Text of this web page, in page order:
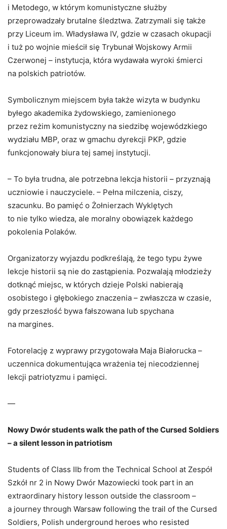
i Metodego, w którym komunistyczne służby
przeprowadzały brutalne śledztwa. Zatrzymali się także
przy Liceum im. Władysława IV, gdzie w czasach okupacji
i tuż po wojnie mieścił się Trybunał Wojskowy Armii
Czerwonej – instytucja, która wydawała wyroki śmierci
na polskich patriotów.
Symbolicznym miejscem była także wizyta w budynku
byłego akademika żydowskiego, zamienionego
przez reżim komunistyczny na siedzibę wojewódzkiego
wydziału MBP, oraz w gmachu dyrekcji PKP, gdzie
funkcjonowały biura tej samej instytucji.
– To była trudna, ale potrzebna lekcja historii – przyznają
uczniowie i nauczyciele. – Pełna milczenia, ciszy,
szacunku. Bo pamięć o Żołnierzach Wyklętych
to nie tylko wiedza, ale moralny obowiązek każdego
pokolenia Polaków.
Organizatorzy wyjazdu podkreślają, że tego typu żywe
lekcje historii są nie do zastąpienia. Pozwalają młodzieży
dotknąć miejsc, w których dzieje Polski nabierają
osobistego i głębokiego znaczenia – zwłaszcza w czasie,
gdy przeszłość bywa fałszowana lub spychana
na margines.
Fotorelację z wyprawy przygotowała Maja Białorucka –
uczennica dokumentująca wrażenia tej niecodziennej
lekcji patriotyzmu i pamięci.
—
Nowy Dwór students walk the path of the Cursed Soldiers
– a silent lesson in patriotism
Students of Class IIb from the Technical School at Zespół
Szkół nr 2 in Nowy Dwór Mazowiecki took part in an
extraordinary history lesson outside the classroom –
a journey through Warsaw following the trail of the Cursed
Soldiers, Polish underground heroes who resisted